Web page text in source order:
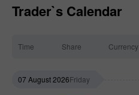
Trader`s Calendar
Time Share Currency
07 August 2026Friday